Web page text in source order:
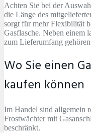
Achten Sie bei der
die Länge des
sorgt für mehr Flexibilität
Gasflasche. Neben einem
zum Lieferumfang
Wo Sie einen
kaufen können
Im Handel sind allgemein
Frostwächter mit
beschränkt.